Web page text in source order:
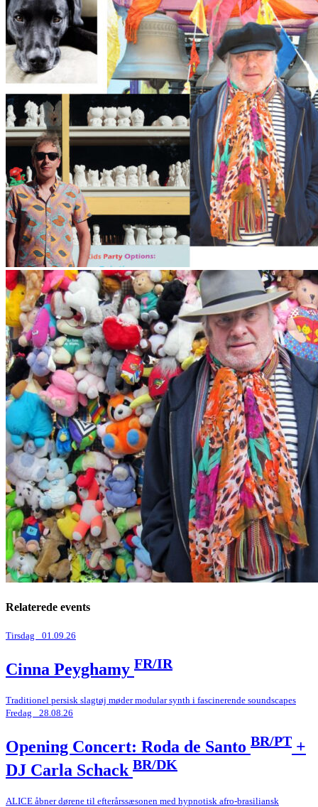
Relaterede events
Tirsdag _01.09.26
Cinna Peyghamy FR/IR
Traditionel persisk slagtøj møder modular synth i fascinerende soundscapes
Fredag _28.08.26
Opening Concert: Roda de Santo BR/PT +
DJ Carla Schack BR/DK
ALICE åbner dørene til efterårssæsonen med hypnotisk afro-brasiliansk